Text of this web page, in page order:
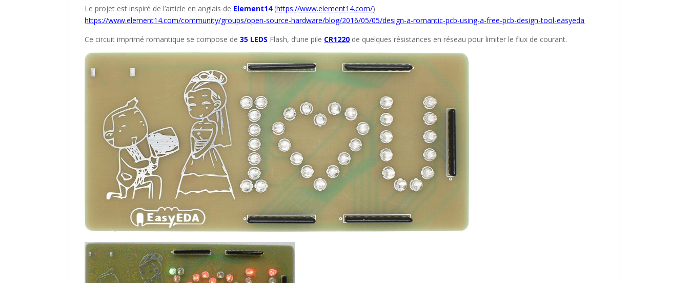
Le projet est inspiré de l’article en anglais de Element14(https://www.element14.com/)
https://www.element14.com/community/groups/open-source-hardware/blog/2016/05/05/design-a-romantic-pcb-using-a-free-pcb-design-tool-easyeda
Ce circuit imprimé romantique se compose de35 LEDS Flash, d’une pile CR1220 de quelques résistances en réseau pour limiter le flux de courant.